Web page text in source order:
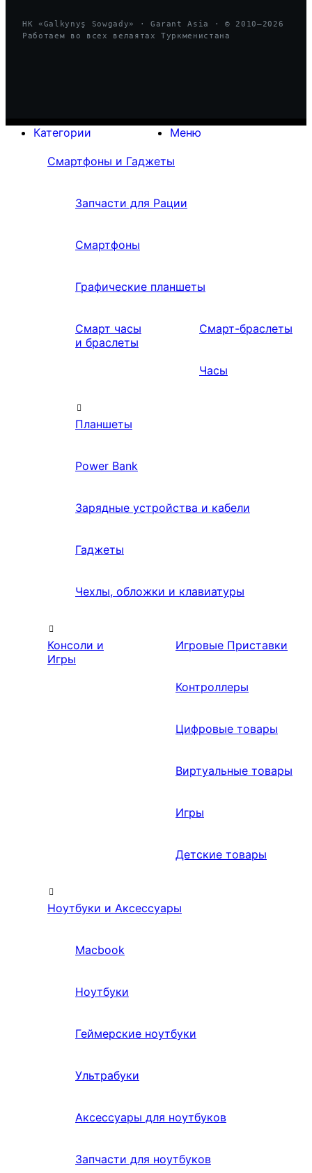
HK «Galkynyş Sowgady» · Garant Asia · © 2010—2026
Работаем во всех велаятах Туркменистана
Меню
Категории
Смартфоны и Гаджеты
Запчасти для Рации
Смартфоны
Графические планшеты
Смарт часы
и браслеты
Смарт-браслеты
Часы
Планшеты
Power Bank
Зарядные устройства и кабели
Гаджеты
Чехлы, обложки и клавиатуры
Консоли и
Игры
Игровые Приставки
Контроллеры
Цифровые товары
Виртуальные товары
Игры
Детские товары
Ноутбуки и Аксессуары
Macbook
Ноутбуки
Геймерские ноутбуки
Ультрабуки
Аксессуары для ноутбуков
Запчасти для ноутбуков